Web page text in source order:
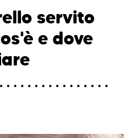
servito
e dove